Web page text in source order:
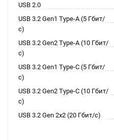
USB 2.0
USB 3.2 Gen1 Type-A (5 Гбит/
с)
USB 3.2 Gen2 Type-A (10 Гбит/
с)
USB 3.2 Gen1 Type-C (5 Гбит/
с)
USB 3.2 Gen2 Type-C (10 Гбит/
с)
USB 3.2 Gen 2x2 (20 Гбит/с)